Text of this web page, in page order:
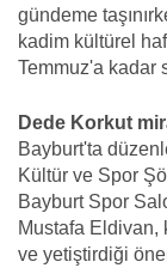
gündeme
kadim kültürel
Temmuz'a kadar
Dede Korkut
Bayburt'ta
Kültür ve Spor
Bayburt Spor
Mustafa Eldivan,
ve yetiştirdiği